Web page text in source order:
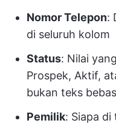
Nomor Telepon:
di seluruh kolom
Status: Nilai
Prospek, Aktif,
bukan teks bebas
Pemilik: Siapa